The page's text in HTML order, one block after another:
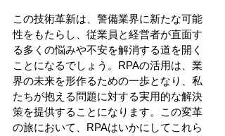
この技術革新は、警備業界に新たな可能
性をもたらし、従業員と経営者が直面す
る多くの悩みや不安を解消する道を開く
ことになるでしょう。RPAの活用は、業
界の未来を形作るための一歩となり、私
たちが抱える問題に対する実用的な解決
策を提供することになります。この変革
の旅において、RPAはいかにしてこれら